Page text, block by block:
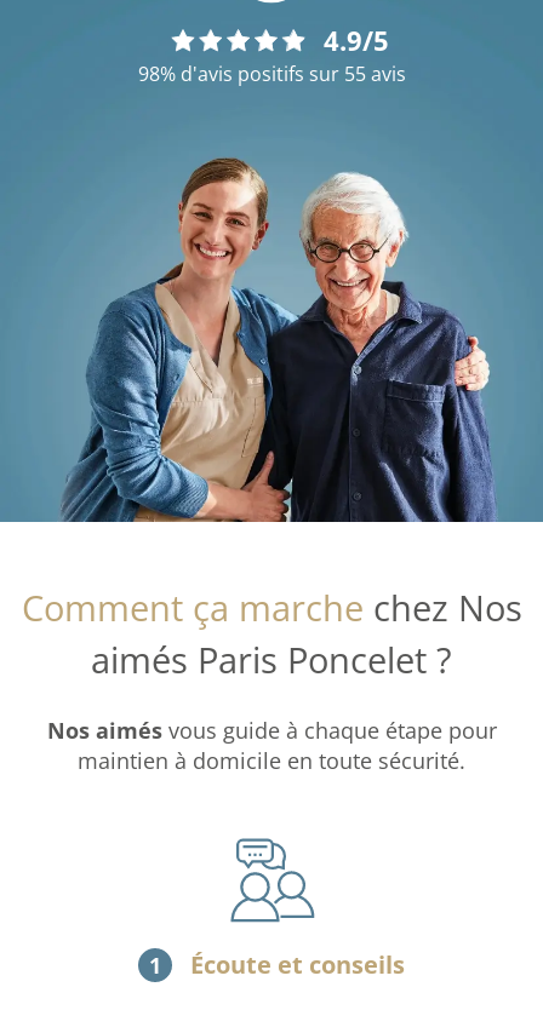
4.9/5
98% d'avis positifs sur 55 avis
Comment ça marche chez Nos
aimés Paris Poncelet ?
Nos aimésvous guide à chaque étape pour
maintien à domicile en toute sécurité.
1 Écoute et conseils